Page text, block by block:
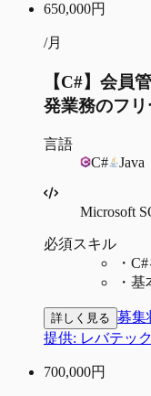
650,000円
/月
【C#】会員
発業務のフ
言語
C#
Java
Microsoft
必須スキル
・
・ 基
詳しく見る 募集
提供: レバテッ
700,000円